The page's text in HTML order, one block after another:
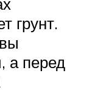
грунт.
а перед